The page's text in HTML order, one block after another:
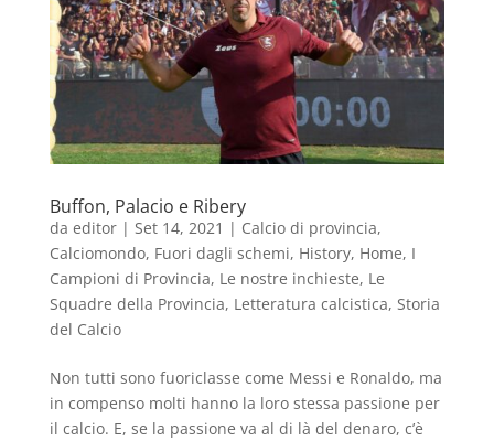
Buffon, Palacio e Ribery
da editor| Set 14, 2021 | Calcio di provincia,
Calciomondo, Fuori dagli schemi, History, Home, I
Campioni di Provincia, Le nostre inchieste, Le
Squadre della Provincia, Letteratura calcistica, Storia
del Calcio
Non tutti sono fuoriclasse come Messi e Ronaldo, ma
in compenso molti hanno la loro stessa passione per
il calcio. E, se la passione va al di là del denaro, c’è